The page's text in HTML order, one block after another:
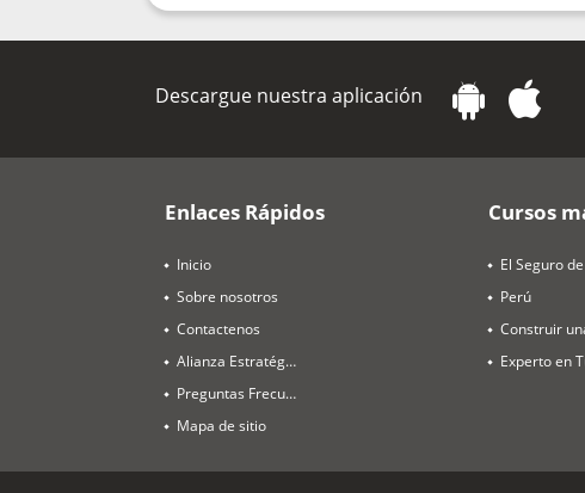
Descargue nuestra aplicación
Enlaces Rápidos
Inicio
Sobre nosotros
Contactenos
Alianza Estratégica
Preguntas Frecuentes
Mapa de sitio
Cursos
El Seguro
Perú